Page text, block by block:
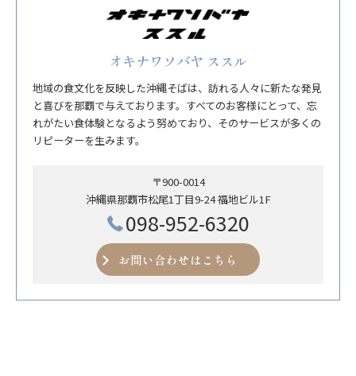
オキナワソバヤ ススル
地域の食文化を反映した沖縄そばは、訪れる人々に新たな発見
と喜びを那覇で与えております。すべてのお客様にとって、忘
れがたい食体験となるよう努めており、そのサービスが多くの
リピーターを生みます。
〒900-0014
沖縄県那覇市松尾1丁目9-24 福地ビル1F
098-952-6320
お問い合わせはこちら